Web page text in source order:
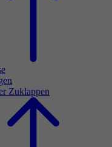
Zuklappen